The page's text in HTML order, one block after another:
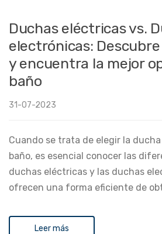
Duchas eléctricas vs.
electrónicas:
y encuentra la mejor
baño
31-07-2023
Cuando se trata de elegir la
baño, es esencial conocer las
duchas eléctricas y las duchas
ofrecen una forma eficiente de
Leer más